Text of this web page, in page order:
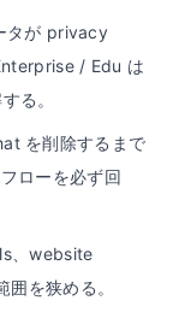
タが privacy
/ Edu は
る。
を削除するまで
ローを必ず回
、website
を狭める。